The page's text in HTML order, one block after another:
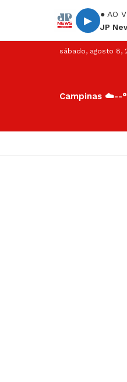
▶
● AO
JP
sábado, agosto 8,
Campinas ☁️--